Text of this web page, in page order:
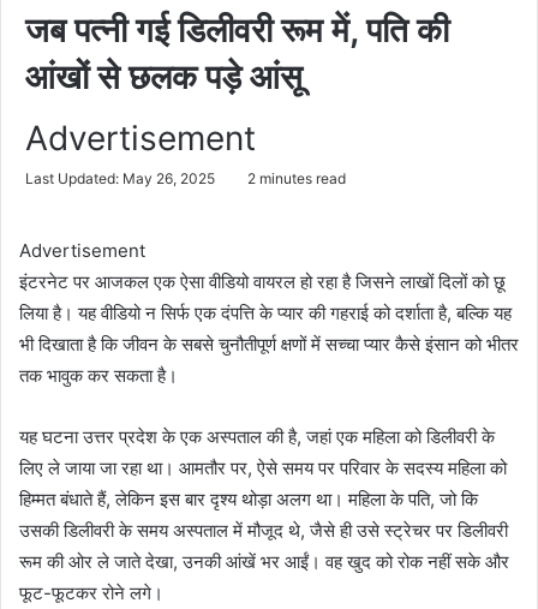
जब पत्नी गई डिलीवरी रूम में, पति की
आंखों से छलक पड़े आंसू
Advertisement
Last Updated: May 26, 2025 2 minutes read
Advertisement
इंटरनेट पर आजकल एक ऐसा वीडियो वायरल हो रहा है जिसने लाखों दिलों को छू
लिया है। यह वीडियो न सिर्फ एक दंपत्ति के प्यार की गहराई को दर्शाता है, बल्कि यह
भी दिखाता है कि जीवन के सबसे चुनौतीपूर्ण क्षणों में सच्चा प्यार कैसे इंसान को भीतर
तक भावुक कर सकता है।
यह घटना उत्तर प्रदेश के एक अस्पताल की है, जहां एक महिला को डिलीवरी के
लिए ले जाया जा रहा था। आमतौर पर, ऐसे समय पर परिवार के सदस्य महिला को
हिम्मत बंधाते हैं, लेकिन इस बार दृश्य थोड़ा अलग था। महिला के पति, जो कि
उसकी डिलीवरी के समय अस्पताल में मौजूद थे, जैसे ही उसे स्ट्रेचर पर डिलीवरी
रूम की ओर ले जाते देखा, उनकी आंखें भर आईं। वह खुद को रोक नहीं सके और
फूट-फूटकर रोने लगे।